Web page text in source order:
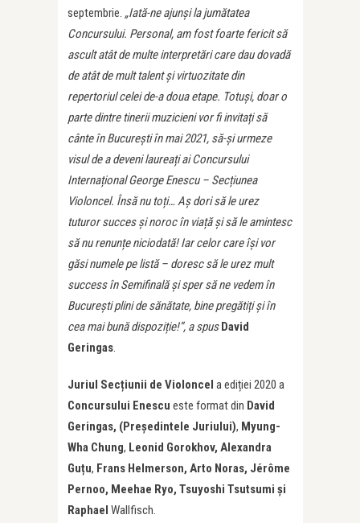
septembrie. „Iată-ne ajunși la jumătatea
Concursului. Personal, am fost foarte fericit să
ascult atât de multe interpretări care dau dovadă
de atât de mult talent și virtuozitate din
repertoriul celei de-a doua etape. Totuși, doar o
parte dintre tinerii muzicieni vor fi invitați să
cânte în București în mai 2021, să-și urmeze
visul de a deveni laureați ai Concursului
Internațional George Enescu – Secțiunea
Violoncel. Însă nu toți… Aș dori să le urez
tuturor succes și noroc în viață și să le amintesc
să nu renunțe niciodată! Iar celor care își vor
găsi numele pe listă – doresc să le urez mult
success în Semifinală și sper să ne vedem în
București plini de sănătate, bine pregătiți și în
cea mai bună dispoziție!”, a spusDavid
Geringas.
Juriul Secțiunii de Violoncel a ediției 2020 a
Concursului Enescu este format din David
Geringas, (Președintele Juriului), Myung-
Wha Chung, Leonid Gorokhov, Alexandra
Guțu, Frans Helmerson, Arto Noras, Jérôme
Pernoo, Meehae Ryo, Tsuyoshi Tsutsumi și
Raphael Wallfisch.